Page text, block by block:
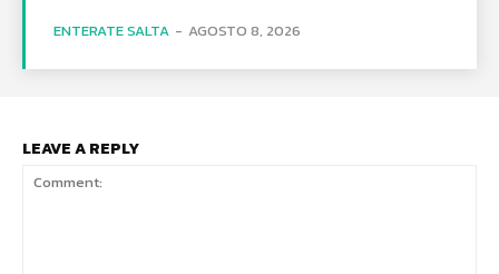
ENTERATE SALTA - AGOSTO 8, 2026
LEAVE A REPLY